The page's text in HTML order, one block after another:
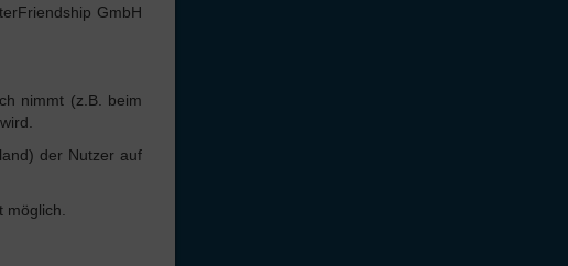
GmbH
nimmt (z.B. beim
der Nutzer auf